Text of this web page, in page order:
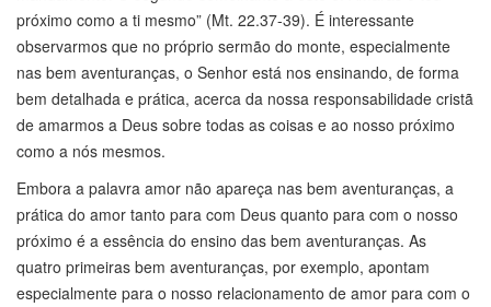
próximo como a ti mesmo” (Mt. 22.37-39). É interessante
observarmos que no próprio sermão do monte, especialmente
nas bem aventuranças, o Senhor está nos ensinando, de forma
bem detalhada e prática, acerca da nossa responsabilidade cristã
de amarmos a Deus sobre todas as coisas e ao nosso próximo
como a nós mesmos.
Embora a palavra amor não apareça nas bem aventuranças, a
prática do amor tanto para com Deus quanto para com o nosso
próximo é a essência do ensino das bem aventuranças. As
quatro primeiras bem aventuranças, por exemplo, apontam
especialmente para o nosso relacionamento de amor para com o